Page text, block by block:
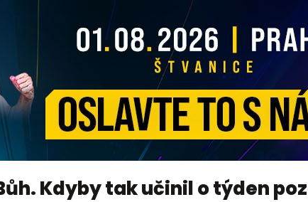
Kdyby tak učinil o týden